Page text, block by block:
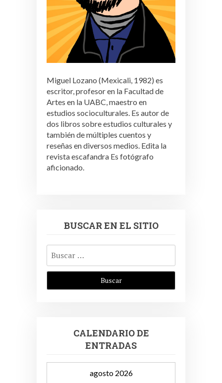
Miguel Lozano (Mexicali, 1982) es
escritor, profesor en la Facultad de
Artes en la UABC, maestro en
estudios socioculturales. Es autor de
dos libros sobre estudios culturales y
también de múltiples cuentos y
reseñas en diversos medios. Edita la
revista escafandra Es fotógrafo
aficionado.
BUSCAR EN EL SITIO
Buscar:
CALENDARIO DE
ENTRADAS
agosto 2026